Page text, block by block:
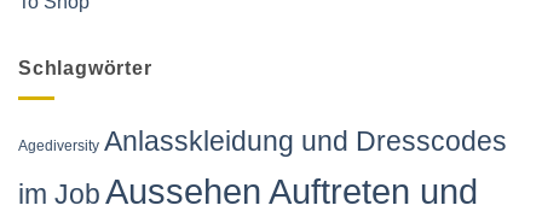
Schlagwörter
Agediversity Anlasskleidung und Dresscodes
im JobAussehen Auftreten und